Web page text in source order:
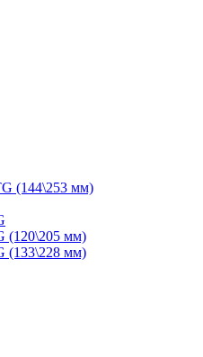
(144\253 мм)
(120\205 мм)
(133\228 мм)